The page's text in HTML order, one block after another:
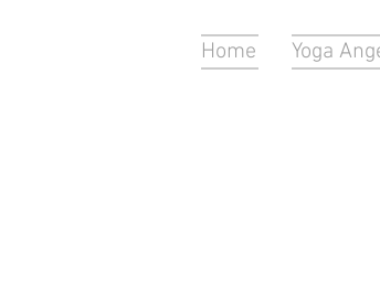
Home Yoga